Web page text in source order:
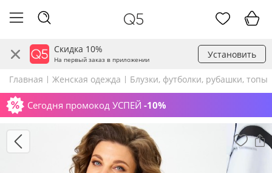
Скидка 10%
На первый заказ в приложении Установить
Главная Женская одежда Блузки, футболки, рубашки, топы
Сегодня промокод УСПЕЙ -10%